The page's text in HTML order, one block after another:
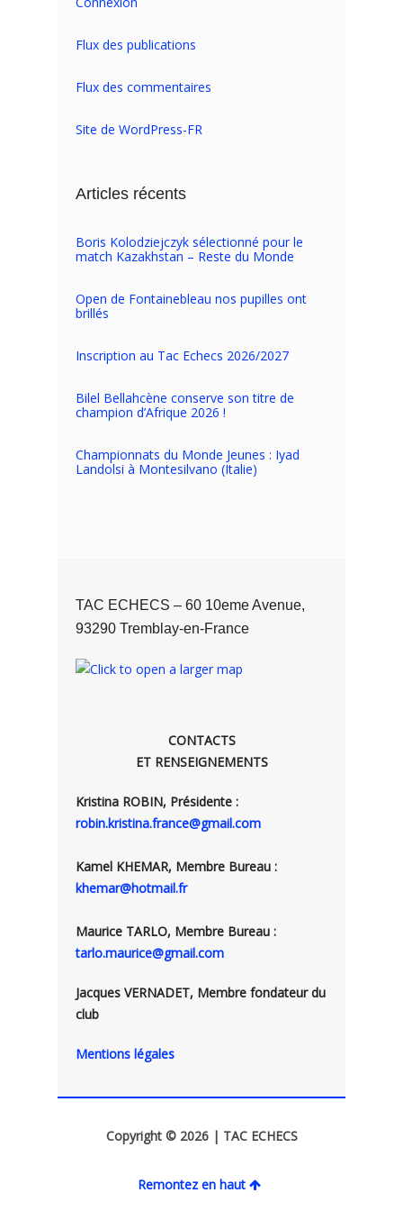
Flux des publications
Flux des commentaires
Site de WordPress-FR
Articles récents
Boris Kolodziejczyk sélectionné pour le
match Kazakhstan – Reste du Monde
Open de Fontainebleau nos pupilles ont
brillés
Inscription au Tac Echecs 2026/2027
Bilel Bellahcène conserve son titre de
champion d’Afrique 2026 !
Championnats du Monde Jeunes : Iyad
Landolsi à Montesilvano (Italie)
TAC ECHECS – 60 10eme Avenue,
93290 Tremblay-en-France
CONTACTS
ET RENSEIGNEMENTS
Kristina ROBIN, Présidente :
robin.kristina.france@gmail.com
Kamel KHEMAR, Membre Bureau :
khemar@hotmail.fr
Maurice TARLO, Membre Bureau :
tarlo.maurice@gmail.com
Jacques VERNADET, Membre fondateur du
club
Mentions légales
Copyright © 2026 | TAC ECHECS
Remontez en haut